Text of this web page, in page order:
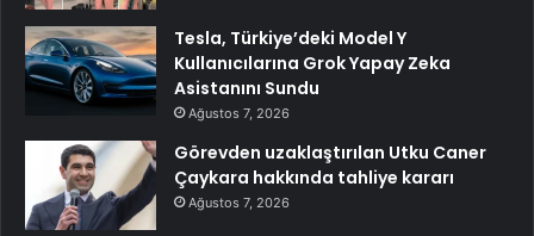
Tesla, Türkiye’deki Model Y
Kullanıcılarına Grok Yapay Zeka
Asistanını Sundu
Ağustos 7, 2026
Görevden uzaklaştırılan Utku Caner
Çaykara hakkında tahliye kararı
Ağustos 7, 2026